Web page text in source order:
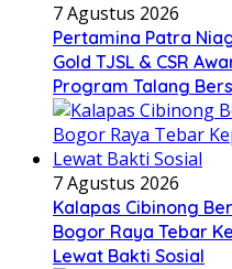
7 Agustus 2026
Pertamina Patra
Gold TJSL & CSR
Program Talang
7 Agustus 2026
Kalapas Cibinong
Bogor Raya Tebar
Lewat Bakti Sosial